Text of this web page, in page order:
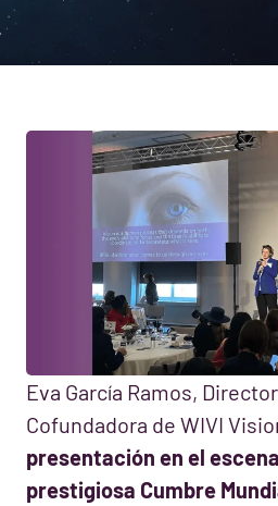
Eva García Ramos,
Cofundadora de WIVI
presentación en el
prestigiosa Cumbre